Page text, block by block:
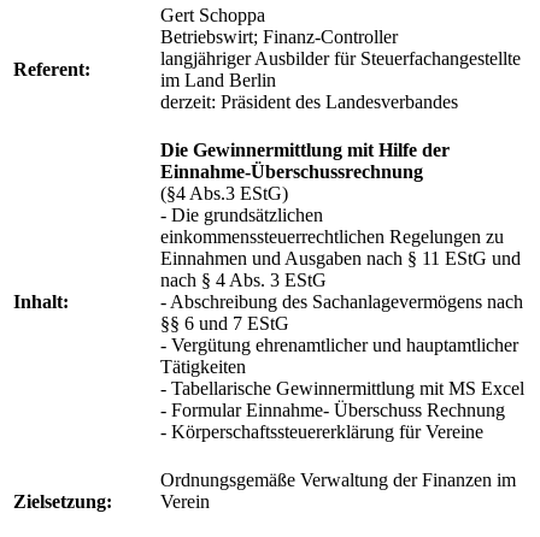
Referent:
Gert Schoppa
Betriebswirt; Finanz-Controller
langjähriger Ausbilder für Steuerfachangestellte
im Land Berlin
derzeit: Präsident des Landesverbandes
Inhalt:
Die Gewinnermittlung mit Hilfe der
Einnahme-Überschussrechnung
(§4 Abs.3 EStG)
- Die grundsätzlichen
einkommenssteuerrechtlichen Regelungen zu
Einnahmen und Ausgaben nach § 11 EStG und
nach § 4 Abs. 3 EStG
- Abschreibung des Sachanlagevermögens nach
§§ 6 und 7 EStG
- Vergütung ehrenamtlicher und hauptamtlicher
Tätigkeiten
- Tabellarische Gewinnermittlung mit MS Excel
- Formular Einnahme- Überschuss Rechnung
- Körperschaftssteuererklärung für Vereine
Zielsetzung:
Ordnungsgemäße Verwaltung der Finanzen im
Verein